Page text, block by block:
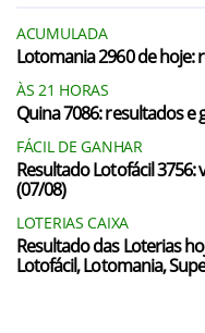
ACUMULADA
Lotomania 2960 de hoje:
ÀS 21 HORAS
Quina 7086: resultados e
FÁCIL DE GANHAR
Resultado Lotofácil 3756:
(07/08)
LOTERIAS CAIXA
Resultado das Loterias
Lotofácil, Lotomania,